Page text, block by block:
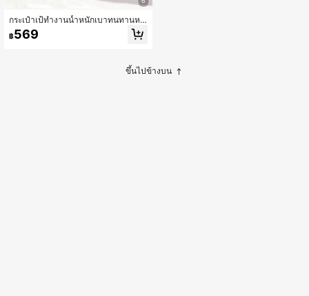
กระเป๋าเป้ทำงานน้ำหนักเบาทนทานหล
ายช่องสำหรับผู้หญิงและผู้ชาย ขนาด 1
5-17 นิ้ว กระเป๋าโน้ตบุ๊กเดินทางธุรกิจ ก
าเป้เดินป่ากลางแจ้ง กระเป๋าเป้นักศึกษา
฿569
ขึ้นไปข้างบน